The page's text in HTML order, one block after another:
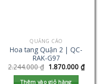
QUẢNG CÁO
Hoa tang Quận 2 | QC-
RAK-G97
2.244.000₫ 1.870.000 ₫
Thêm vào giỏ hàng